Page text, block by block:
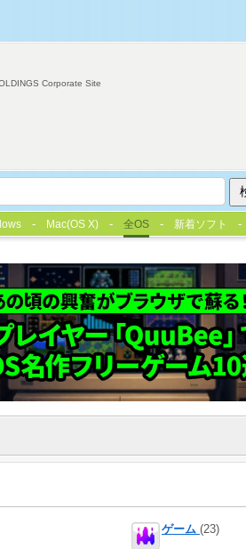
Corporate Site
Mac(OS X) 全OS 新着ソフト
ゲーム (23)